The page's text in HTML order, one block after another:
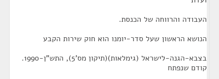
העבודה והרווחה של הכנסת.
הנושא הראשון שעל סדר-יומנו הוא חוק שירות הקבע
בצבא-הגנה-לישראל (גימלאות)(תיקון מס'5), התש"ן-1990.
קודם שנפתח